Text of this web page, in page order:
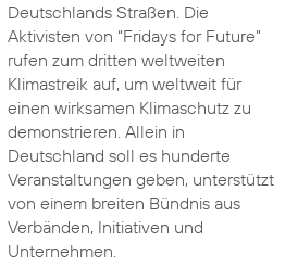
Deutschlands Straßen. Die
Aktivisten von “Fridays for Future”
rufen zum dritten weltweiten
Klimastreik auf, um weltweit für
einen wirksamen Klimaschutz zu
demonstrieren. Allein in
Deutschland soll es hunderte
Veranstaltungen geben, unterstützt
von einem breiten Bündnis aus
Verbänden, Initiativen und
Unternehmen.